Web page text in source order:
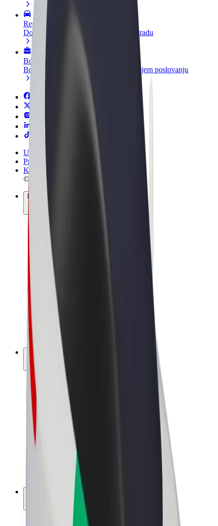
Registriraj se kao vlasnik flote
Dodaj svoju flotu na Bolt i povećaj zaradu
Bolt for Business
Bolt proizvodi i usluge prilagođeni tvojem poslovanju
Uvjeti i odredbe
Privatnost
Kolačići
© 2026 Bolt Technology OÜ
Proizvodi
Vožnje
Romobili
Bolt Market
Bolt Food
Bolt Drive
Bolt for Business
Električni bicikli
Bolt Plus
Zarađuj uz Bolt
Zarada vozača
Dostavljači
Zarada dostavljača
Bolt Food trgovci